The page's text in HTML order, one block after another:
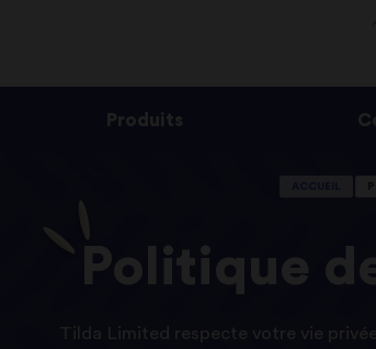
Produits
Politique
Tilda Limited respecte votre vie